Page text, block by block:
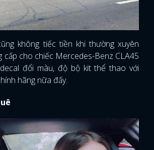
không tiếc tiền khi thường xuyên
cấp cho chiếc Mercedes-Benz CLA45
đổi màu, độ bộ kit thể thao với
hãng nữa đấy.